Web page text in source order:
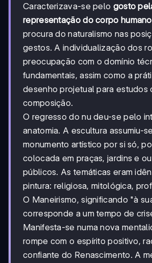
Caracterizava-se pelo gosto
representação do corpo humano
procura do naturalismo nas
gestos. A individualização dos
preocupação com o domínio
fundamentais, assim como a
desenho projetual para estudos
composição.
O regresso do nu deu-se pelo
anatomia. A escultura assumiu-
monumento artístico por si só,
colocada em praças, jardins e
públicos. As temáticas eram
pintura: religiosa, mitológica,
O Maneirismo, significando "à
corresponde a um tempo de
Manifesta-se numa nova
rompe com o espírito positivo,
confiante do Renascimento. A